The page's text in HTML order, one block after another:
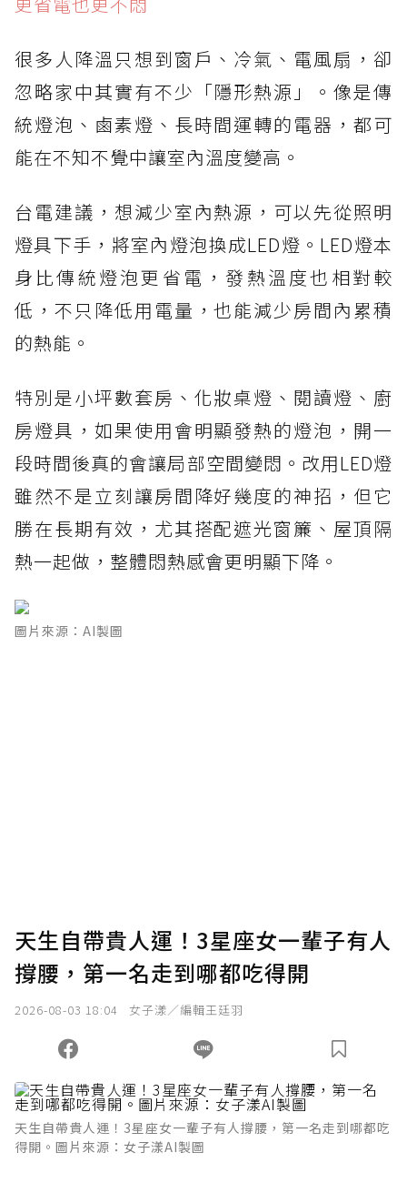
很多人降溫只想到窗戶、冷氣、電風扇，卻
忽略家中其實有不少「隱形熱源」。像是傳
統燈泡、鹵素燈、長時間運轉的電器，都可
能在不知不覺中讓室內溫度變高。
台電建議，想減少室內熱源，可以先從照明
燈具下手，將室內燈泡換成LED燈。LED燈本
身比傳統燈泡更省電，發熱溫度也相對較
低，不只降低用電量，也能減少房間內累積
的熱能。
特別是小坪數套房、化妝桌燈、閱讀燈、廚
房燈具，如果使用會明顯發熱的燈泡，開一
段時間後真的會讓局部空間變悶。改用LED燈
雖然不是立刻讓房間降好幾度的神招，但它
勝在長期有效，尤其搭配遮光窗簾、屋頂隔
熱一起做，整體悶熱感會更明顯下降。
圖片來源：AI製圖
天生自帶貴人運！3星座女一輩子有人
撐腰，第一名走到哪都吃得開
2026-08-03 18:04 女子漾／編輯王廷羽
天生自帶貴人運！3星座女一輩子有人撐腰，第一名走到哪都吃
得開。圖片來源：女子漾AI製圖